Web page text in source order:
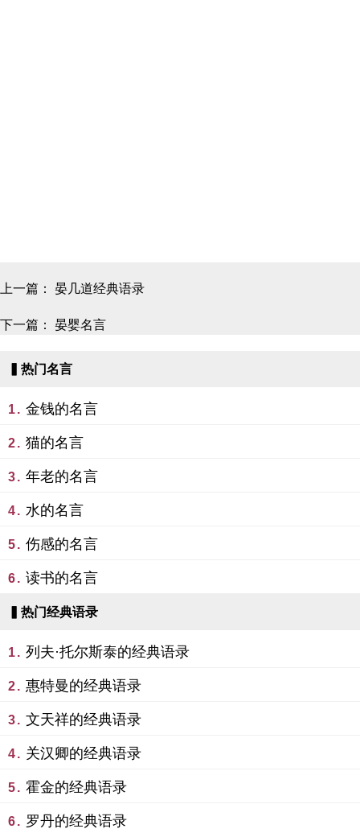
上一篇： 晏几道经典语录
下一篇： 晏婴名言
▍热门名言
1. 金钱的名言
2. 猫的名言
3. 年老的名言
4. 水的名言
5. 伤感的名言
6. 读书的名言
▍热门经典语录
1. 列夫·托尔斯泰的经典语录
2. 惠特曼的经典语录
3. 文天祥的经典语录
4. 关汉卿的经典语录
5. 霍金的经典语录
6. 罗丹的经典语录